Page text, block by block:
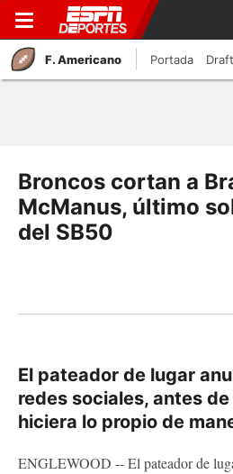
F. Americano Portada Draft
Broncos cortan a
McManus, último
del SB50
El pateador de lugar
redes sociales, antes
hiciera lo propio de
ENGLEWOOD -- El pateador de